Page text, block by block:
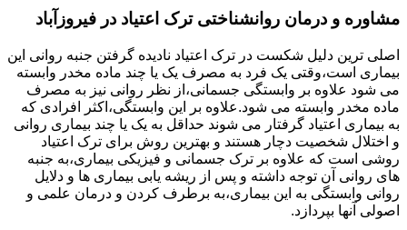
مشاوره و درمان روانشناختی ترک اعتیاد در فیروزآباد
اصلی ترین دلیل شکست در ترک اعتیاد نادیده گرفتن جنبه روانی این
بیماری است،وقتی یک فرد به مصرف یک یا چند ماده مخدر وابسته
می شود علاوه بر وابستگی جسمانی،از نظر روانی نیز به مصرف
ماده مخدر وابسته می شود.علاوه بر این وابستگی،اکثر افرادی که
به بیماری اعتیاد گرفتار می شوند حداقل به یک یا چند بیماری روانی
و اختلال شخصیت دچار هستند و بهترین روش برای ترک اعتیاد
روشی است که علاوه بر ترک جسمانی و فیزیکی بیماری،به جنبه
های روانی آن توجه داشته و پس از ریشه یابی بیماری ها و دلایل
روانی وابستگی به این بیماری،به برطرف کردن و درمان علمی و
اصولی آنها بپردازد.